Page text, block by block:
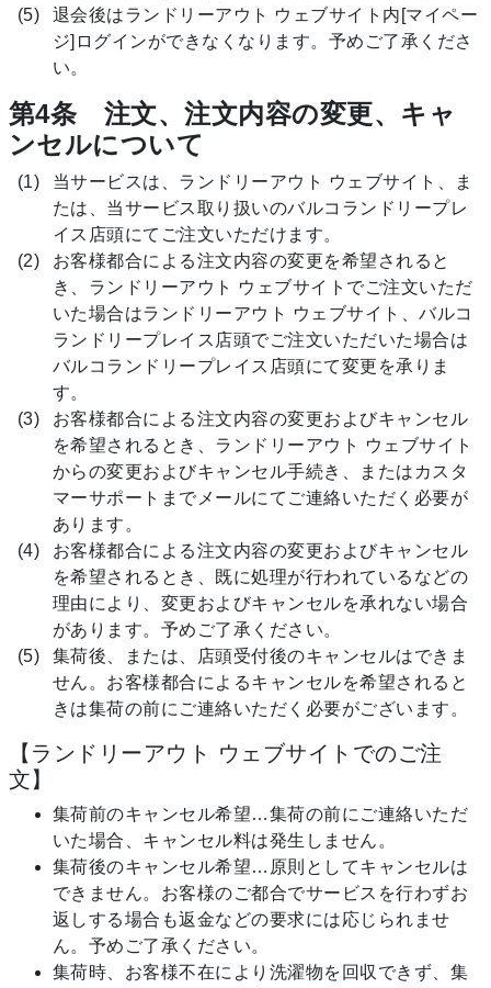
退会後はランドリーアウト ウェブサイト内[マイペー
ジ]ログインができなくなります。予めご了承くださ
い。
第4条 注文、注文内容の変更、キャ
ンセルについて
当サービスは、ランドリーアウト ウェブサイト、ま
たは、当サービス取り扱いのバルコランドリープレ
イス店頭にてご注文いただけます。
お客様都合による注文内容の変更を希望されると
き、ランドリーアウト ウェブサイトでご注文いただ
いた場合はランドリーアウト ウェブサイト、バルコ
ランドリープレイス店頭でご注文いただいた場合は
バルコランドリープレイス店頭にて変更を承りま
す。
お客様都合による注文内容の変更およびキャンセル
を希望されるとき、ランドリーアウト ウェブサイト
からの変更およびキャンセル手続き、またはカスタ
マーサポートまでメールにてご連絡いただく必要が
あります。
お客様都合による注文内容の変更およびキャンセル
を希望されるとき、既に処理が行われているなどの
理由により、変更およびキャンセルを承れない場合
があります。予めご了承ください。
集荷後、または、店頭受付後のキャンセルはできま
せん。お客様都合によるキャンセルを希望されると
きは集荷の前にご連絡いただく必要がございます。
【ランドリーアウト ウェブサイトでのご注
文】
集荷前のキャンセル希望…集荷の前にご連絡いただ
いた場合、キャンセル料は発生しません。
集荷後のキャンセル希望…原則としてキャンセルは
できません。お客様のご都合でサービスを行わずお
返しする場合も返金などの要求には応じられませ
ん。予めご了承ください。
集荷時、お客様不在により洗濯物を回収できず、集